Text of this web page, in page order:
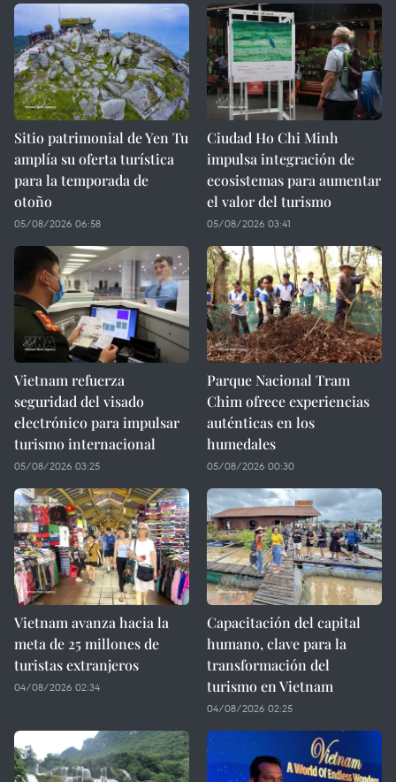
Sitio patrimonial de Yen Tu
amplía su oferta turística
para la temporada de
otoño
05/08/2026 06:58
Ciudad Ho Chi Minh
impulsa integración de
ecosistemas para aumentar
el valor del turismo
05/08/2026 03:41
Vietnam refuerza
seguridad del visado
electrónico para impulsar
turismo internacional
05/08/2026 03:25
Parque Nacional Tram
Chim ofrece experiencias
auténticas en los
humedales
05/08/2026 00:30
Vietnam avanza hacia la
meta de 25 millones de
turistas extranjeros
04/08/2026 02:34
Capacitación del capital
humano, clave para la
transformación del
turismo en Vietnam
04/08/2026 02:25